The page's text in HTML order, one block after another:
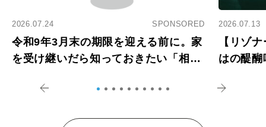
2026.07.24 SPONSORED
令和9年3月末の期限を迎える前に。家
を受け継いだら知っておきたい「相続
2026.07.13
【リゾ
はの醍